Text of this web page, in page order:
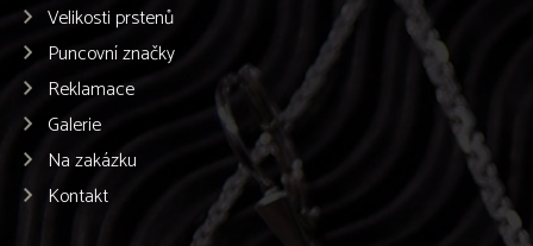
Velikosti prstenů
Puncovní značky
Reklamace
Galerie
Na zakázku
Kontakt